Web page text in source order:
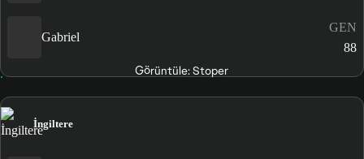
Gabriel
GEN
88
Görüntüle: Stoper
İngiltere